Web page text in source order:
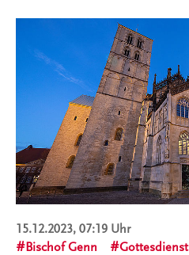
15.12.2023, 07:19 Uhr
Bischof Genn
Gottesdienst